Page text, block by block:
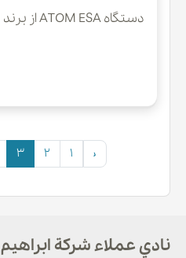
دستگاه ATOM ESA از برند RCM ایتالیا می باشد.
‹
1
2
3
نادي عملاء شركة ابراهيم